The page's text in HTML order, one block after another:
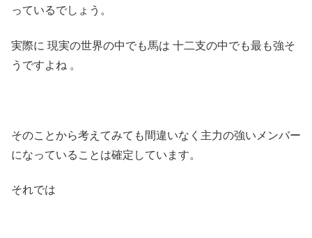
っているでしょう。
実際に 現実の世界の中でも馬は 十二支の中でも最も強そ
うですよね 。
そのことから考えてみても間違いなく主力の強いメンバー
になっていることは確定しています。
それでは